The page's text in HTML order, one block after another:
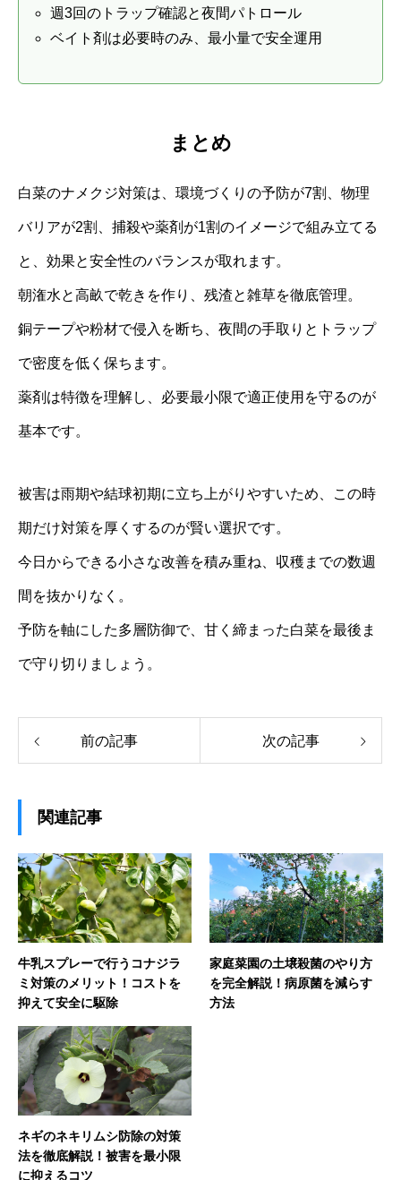
週3回のトラップ確認と夜間パトロール
ベイト剤は必要時のみ、最小量で安全運用
まとめ
白菜のナメクジ対策は、環境づくりの予防が7割、物理
バリアが2割、捕殺や薬剤が1割のイメージで組み立てる
と、効果と安全性のバランスが取れます。
朝潅水と高畝で乾きを作り、残渣と雑草を徹底管理。
銅テープや粉材で侵入を断ち、夜間の手取りとトラップ
で密度を低く保ちます。
薬剤は特徴を理解し、必要最小限で適正使用を守るのが
基本です。
被害は雨期や結球初期に立ち上がりやすいため、この時
期だけ対策を厚くするのが賢い選択です。
今日からできる小さな改善を積み重ね、収穫までの数週
間を抜かりなく。
予防を軸にした多層防御で、甘く締まった白菜を最後ま
で守り切りましょう。
前の記事 次の記事
関連記事
牛乳スプレーで行うコナジラ
ミ対策のメリット！コストを
抑えて安全に駆除
家庭菜園の土壌殺菌のやり方
を完全解説！病原菌を減らす
方法
ネギのネキリムシ防除の対策
法を徹底解説！被害を最小限
に抑えるコツ